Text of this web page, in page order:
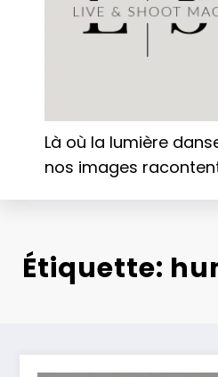
Là où la lumière
nos images
Étiquette: